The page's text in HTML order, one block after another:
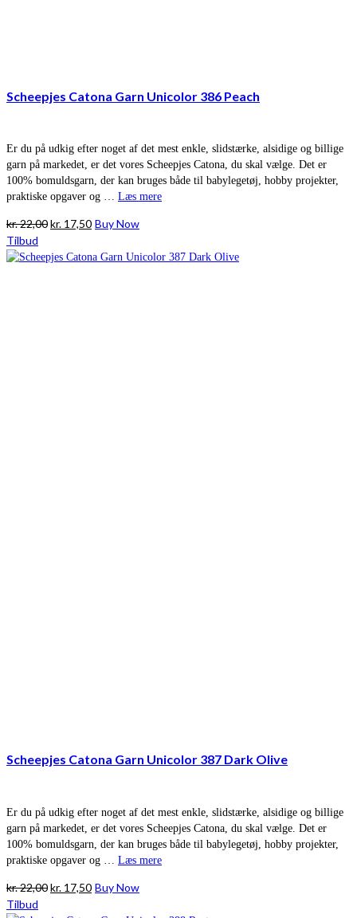
Scheepjes Catona Garn Unicolor 386 Peach
Er du på udkig efter noget af det mest enkle, slidstærke, alsidige og billige
garn på markedet, er det vores Scheepjes Catona, du skal vælge. Det er
100% bomuldsgarn, der kan bruges både til babylegetøj, hobby projekter,
praktiske opgaver og … Læs mere
kr.22,00Den
pris
kr. 17,50Den
pris
Buy Now
Tilbud
Scheepjes Catona Garn Unicolor 387 Dark Olive
Er du på udkig efter noget af det mest enkle, slidstærke, alsidige og billige
garn på markedet, er det vores Scheepjes Catona, du skal vælge. Det er
100% bomuldsgarn, der kan bruges både til babylegetøj, hobby projekter,
praktiske opgaver og … Læs mere
kr.22,00Den
kr. 17,50Den
Buy Now
Tilbud